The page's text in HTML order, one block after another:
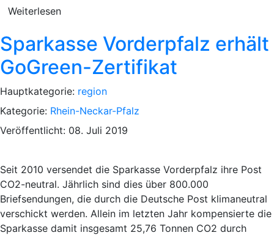
Weiterlesen
Sparkasse Vorderpfalz erhält
GoGreen-Zertifikat
Hauptkategorie: region
Kategorie: Rhein-Neckar-Pfalz
Veröffentlicht: 08. Juli 2019
Seit 2010 versendet die Sparkasse Vorderpfalz ihre Post
CO2-neutral. Jährlich sind dies über 800.000
Briefsendungen, die durch die Deutsche Post klimaneutral
verschickt werden. Allein im letzten Jahr kompensierte die
Sparkasse damit insgesamt 25,76 Tonnen CO2 durch